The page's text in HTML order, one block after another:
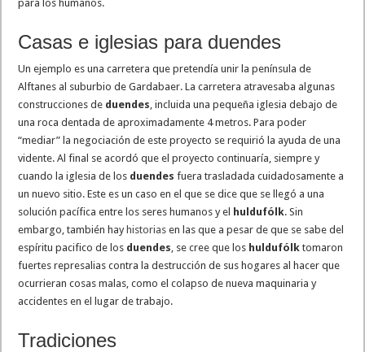
para los humanos.
Casas e iglesias para duendes
Un ejemplo es una carretera que pretendía unir la península de
Alftanes al suburbio de Gardabaer. La carretera atravesaba algunas
construcciones de duendes , incluida una pequeña iglesia debajo de
una roca dentada de aproximadamente 4 metros. Para poder
“mediar” la negociación de este proyecto se requirió la ayuda de una
vidente. Al final se acordó que el proyecto continuaría, siempre y
cuando la iglesia de los duendes fuera trasladada cuidadosamente a
un nuevo sitio. Este es un caso en el que se dice que se llegó a una
solución pacífica entre los seres humanos y el huldufólk. Sin
embargo, también hay historias en las que a pesar de que se sabe del
espíritu pacifico de los duendes , se cree que los huldufólk tomaron
fuertes represalias contra la destrucción de sus hogares al hacer que
ocurrieran cosas malas, como el colapso de nueva maquinaria y
accidentes en el lugar de trabajo.
Tradiciones